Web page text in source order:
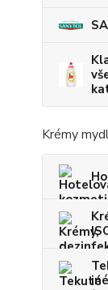
Krémy
iné